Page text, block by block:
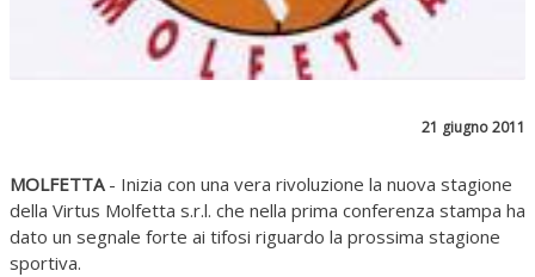
21 giugno 2011
MOLFETTA- Inizia con una vera rivoluzione la nuova stagione
della Virtus Molfetta s.r.l. che nella prima conferenza stampa ha
dato un segnale forte ai tifosi riguardo la prossima stagione
sportiva.